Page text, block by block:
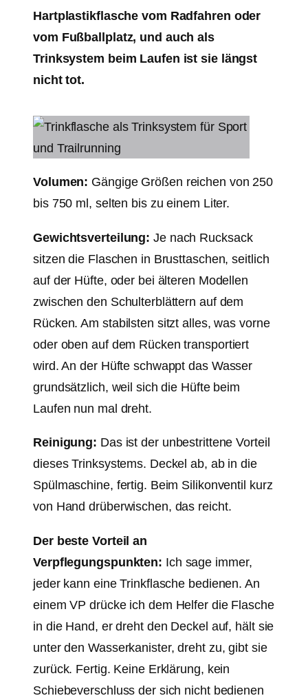
Hartplastikflasche vom Radfahren oder
vom Fußballplatz, und auch als
Trinksystem beim Laufen ist sie längst
nicht tot.
Volumen: Gängige Größen reichen von 250
bis 750 ml, selten bis zu einem Liter.
Gewichtsverteilung: Je nach Rucksack
sitzen die Flaschen in Brusttaschen, seitlich
auf der Hüfte, oder bei älteren Modellen
zwischen den Schulterblättern auf dem
Rücken. Am stabilsten sitzt alles, was vorne
oder oben auf dem Rücken transportiert
wird. An der Hüfte schwappt das Wasser
grundsätzlich, weil sich die Hüfte beim
Laufen nun mal dreht.
Reinigung: Das ist der unbestrittene Vorteil
dieses Trinksystems. Deckel ab, ab in die
Spülmaschine, fertig. Beim Silikonventil kurz
von Hand drüberwischen, das reicht.
Der beste Vorteil an
Verpflegungspunkten: Ich sage immer,
jeder kann eine Trinkflasche bedienen. An
einem VP drücke ich dem Helfer die Flasche
in die Hand, er dreht den Deckel auf, hält sie
unter den Wasserkanister, dreht zu, gibt sie
zurück. Fertig. Keine Erklärung, kein
Schiebeverschluss der sich nicht bedienen